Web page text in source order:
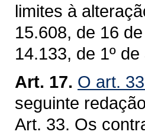
limites à
15.608, de 16
14.133, de 1º
Art. 17. O art.
seguinte
Art. 33. Os